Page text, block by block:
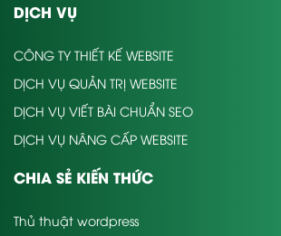
DỊCH VỤ
CÔNG TY THIẾT KẾ WEBSITE
DỊCH VỤ QUẢN TRỊ WEBSITE
DỊCH VỤ VIẾT BÀI CHUẨN SEO
DỊCH VỤ NÂNG CẤP WEBSITE
CHIA SẺ KIẾN THỨC
Thủ thuật wordpress